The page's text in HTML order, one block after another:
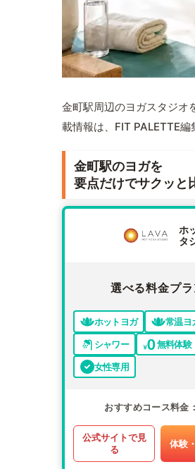
金町駅周辺のヨガスタジオ
載情報は、FIT PALETTE編
金町駅のヨガを
要点だけでサクッと
ホ
タ
選べる料金プラ
ホットヨガ
常温ヨ
シャワー
無料体験
女性専用
おすすめコース料金
公式サイトで見
る
体験